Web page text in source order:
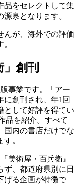
品をセレクトして集
泉となります。
が、海外での評価
創刊
事業です。「アー
に創刊され、年1回
として好評を得てい
品を紹介。すべて
国内の書店だけでな
。
美術屋・百兵衛』
ず、都道府県別に日
げる企画が特徴で